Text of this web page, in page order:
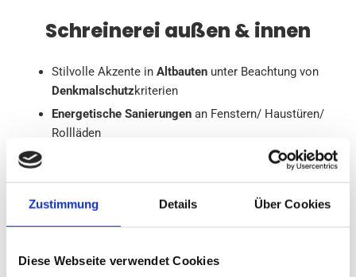
Zustimmung Details Über Cookies
Diese Webseite verwendet Cookies
Schreinerei außen & innen
Stilvolle Akzente in Altbauten unter Beachtung von
Denkmalschutzkriterien
Energetische Sanierungen an Fenstern/ Haustüren/
Rollläden
Vollholz-Bodenbeläge, Terrassen-Beplankung,
Innentüren oder
Wir informieren Sie kompetent über die verschiedenen